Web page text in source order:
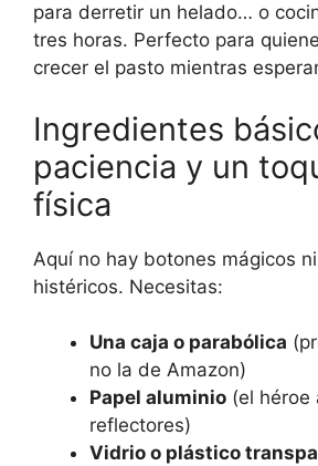
para derretir un helado… o
tres horas. Perfecto para
crecer el pasto mientras
Ingredientes
paciencia y un
física
Aquí no hay botones mágicos
histéricos. Necesitas:
Una caja o parabólica
no la de Amazon)
Papel aluminio (el héroe
reflectores)
Vidrio o plástico